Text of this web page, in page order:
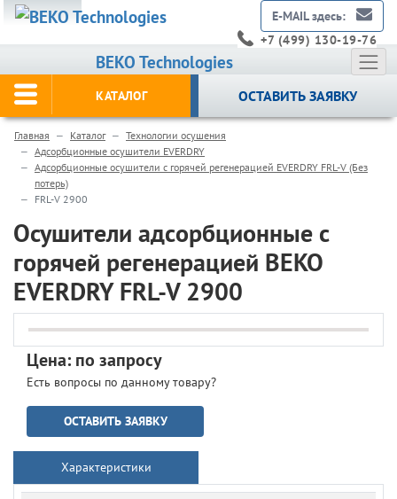
BEKO Technologies
E-MAIL здесь:
+7 (499) 130-19-76
КАТАЛОГ ОСТАВИТЬ ЗАЯВКУ
Главная Каталог
Технологии осушения
Адсорбционные осушители EVERDRY
Адсорбционные осушители с горячей регенерацией EVERDRY FRL-V (Без
потерь)
FRL-V 2900
Осушители адсорбционные с
горячей регенерацией BEKO
EVERDRY FRL-V 2900
Цена: по запросу
Есть вопросы по данному товару?
ОСТАВИТЬ ЗАЯВКУ
Характеристики